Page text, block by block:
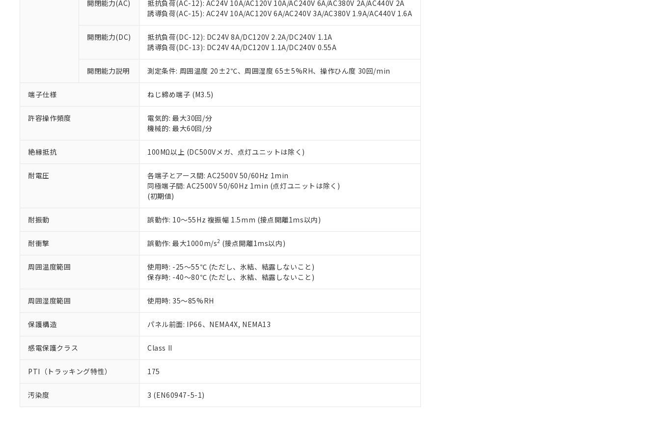
開閉能力(AC)
抵抗負荷(AC-12): AC24V 10A/AC120V 10A/AC240V 6A/AC380V 2A/AC440V 2A
誘導負荷(AC-15): AC24V 10A/AC120V 6A/AC240V 3A/AC380V 1.9A/AC440V 1.6A
開閉能力(DC)
抵抗負荷(DC-12): DC24V 8A/DC120V 2.2A/DC240V 1.1A
誘導負荷(DC-13): DC24V 4A/DC120V 1.1A/DC240V 0.55A
開閉能力説明 測定条件: 周囲温度 20±2℃、周囲湿度 65±5%RH、操作ひん度 30回/min
端子仕様 ねじ締め端子 (M3.5)
許容操作頻度
電気的: 最大30回/分
機械的: 最大60回/分
絶縁抵抗 100MΩ以上 (DC500Vメガ、点灯ユニットは除く)
耐電圧
各端子とアース間: AC2500V 50/60Hz 1min
同極端子間: AC2500V 50/60Hz 1min (点灯ユニットは除く)
(初期値)
耐振動 誤動作: 10～55Hz 複振幅 1.5mm (接点開離1ms以内)
耐衝撃 誤動作: 最大1000m/s2 (接点開離1ms以内)
周囲温度範囲
使用時: -25～55℃ (ただし、氷結、結露しないこと)
保存時: -40～80℃ (ただし、氷結、結露しないこと)
周囲湿度範囲 使用時: 35～85%RH
保護構造 パネル前面: IP66、NEMA4X, NEMA13
感電保護クラス Class II
PTI（トラッキング特性） 175
汚染度 3 (EN60947-5-1)
お客様が当ウェブサイト上で当社にご登録された部品リストについて、当社および当社の共同利用者
が、当社の製品・サービスに関するお客様との取引・商談に必要な範囲で利用することをご了承くだ
さい。
※当社の共同利用者とは、"個人情報の共同利用に関して"
いる法人を指します。
※3 非含有証明書ダウンロード
下記の非含有証明書をダウンロードすることができます。
EU RoHS指令（10物質）の非含有証明書
51物質の非含有証明書（当社基準）
※本証明書は発行日時点で非含有を証明するもので、過去に遡って非含有を証明するものではありません。
また、RoHS指令のフタル酸エステル類４物質の対応では、対応完了までの期間は出荷製品に未対応品が
既に当社にて対応品への在庫切替を完了していることから、特段のことがない限り、2022年1月12日よ
り割愛しております。
「－」：未確認です。当社販売部門へお問い合わせください。
合意する キャンセル
白